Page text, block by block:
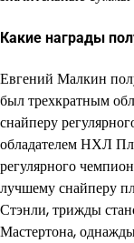
Какие награды
Евгений Малкин
был трехкратным
снайперу
обладателем НХЛ
регулярного
лучшему снайперу
Стэнли, трижды
Мастертона,